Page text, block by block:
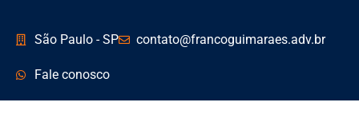
São Paulo - SP contato@francoguimaraes.adv.br
Fale conosco